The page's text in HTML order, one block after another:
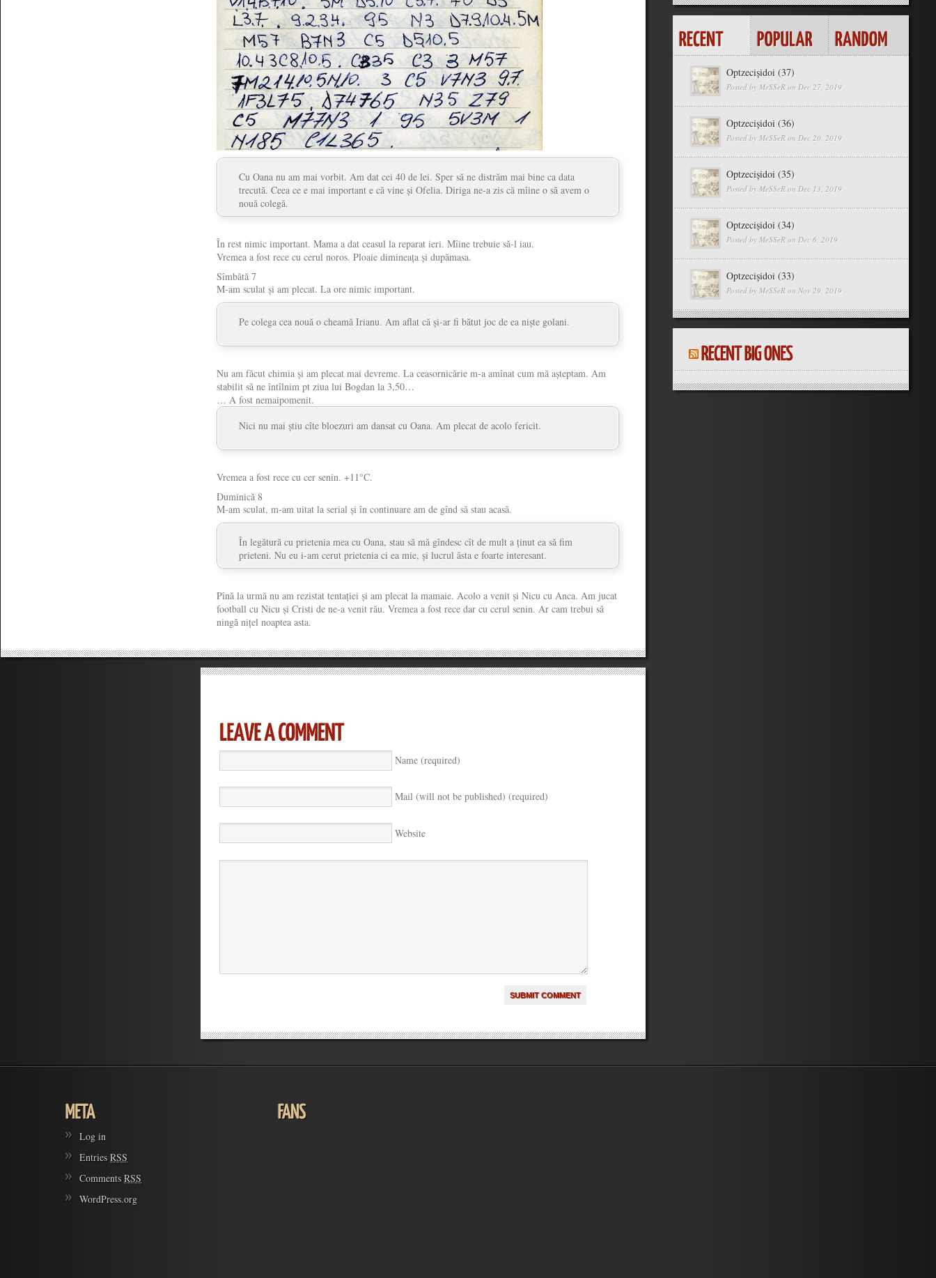
Cu Oana nu am mai vorbit. Am dat cei 40 de lei. Sper să ne distrăm mai bine ca data
trecută. Ceea ce e mai important e că vine și Ofelia. Diriga ne-a zis că mîine o să avem o
nouă colegă.
În rest nimic important. Mama a dat ceasul la reparat ieri. Mîine trebuie să-l iau.
Vremea a fost rece cu cerul noros. Ploaie dimineața și dupămasa.
Sîmbătă 7
M-am sculat și am plecat. La ore nimic important.
Pe colega cea nouă o cheamă Irianu. Am aflat că și-ar fi bătut joc de ea niște golani.
Nu am făcut chimia și am plecat mai devreme. La ceasornicărie m-a amînat cum mă așteptam. Am
stabilit să ne întîlnim pt ziua lui Bogdan la 3,50…
… A fost nemaipomenit.
Nici nu mai știu cîte bloezuri am dansat cu Oana. Am plecat de acolo fericit.
Vremea a fost rece cu cer senin. +11°C.
Duminică 8
M-am sculat, m-am uitat la serial și în continuare am de gînd să stau acasă.
În legătură cu prietenia mea cu Oana, stau să mă gîndesc cît de mult a ținut ea să fim
prieteni. Nu eu i-am cerut prietenia ci ea mie, și lucrul ăsta e foarte interesant.
Pînă la urmă nu am rezistat tentației și am plecat la mamaie. Acolo a venit și Nicu cu Anca. Am jucat
football cu Nicu și Cristi de ne-a venit rău. Vremea a fost rece dar cu cerul senin. Ar cam trebui să
ningă nițel noaptea asta.
Name (required)
Mail (will not be published) (required)
Website
Optzecișidoi (37)
Posted by MeSSeRon Dec 27, 2019
Optzecișidoi (36)
Posted by MeSSeRon Dec 20, 2019
Optzecișidoi (35)
Posted by MeSSeRon Dec 13, 2019
Optzecișidoi (34)
Posted by MeSSeRon Dec 6, 2019
Optzecișidoi (33)
Posted by MeSSeRon Nov 29, 2019
Log in
EntriesRSS
CommentsRSS
WordPress.org